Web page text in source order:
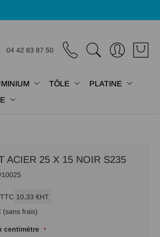
04 42 83 87 50
TÔLE
PLATINE
ACIER 25 X 15 NOIR S235
10025
TTC 10,33 €HT
(sans frais)
centimètre